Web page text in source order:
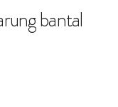
bantal